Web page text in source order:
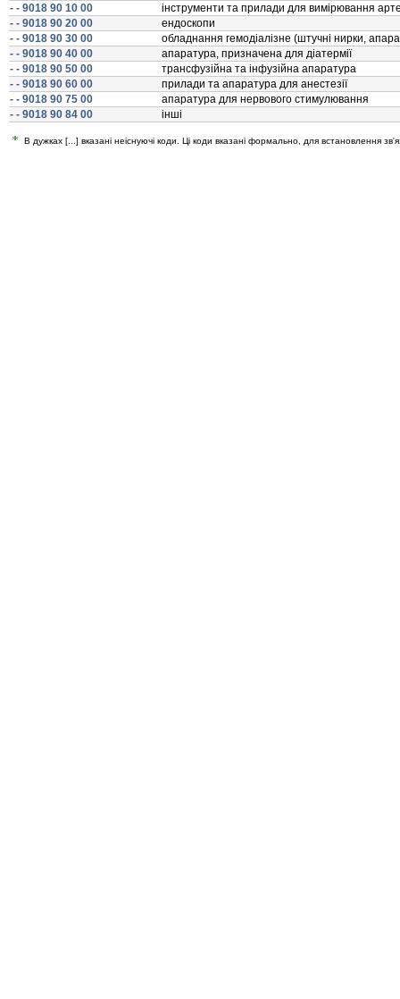
- - 9018 90 10 00
iнструменти та прилади для вимiрювання
- - 9018 90 20 00
ендоскопи
- - 9018 90 30 00
обладнання гемодiалiзне (штучнi нирки,
- - 9018 90 40 00
апаратура, призначена для дiатермiї
- - 9018 90 50 00
трансфузiйна та iнфузiйна апаратура
- - 9018 90 60 00
прилади та апаратура для анестезiї
- - 9018 90 75 00
апаратура для нервового стимулювання
- - 9018 90 84 00
iншi
В дужках [...] вказані неіснуючі коди. Ці коди вказані формально, для встановлення